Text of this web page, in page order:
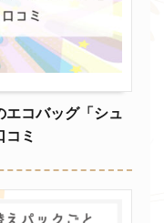
エコバッグ「シュ
ミ